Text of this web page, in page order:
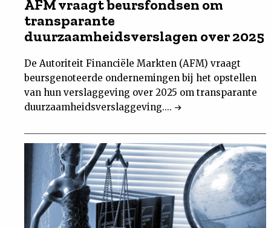
AFM vraagt beursfondsen om
transparante
duurzaamheidsverslagen over 2025
De Autoriteit Financiële Markten (AFM) vraagt
beursgenoteerde ondernemingen bij het opstellen
van hun verslaggeving over 2025 om transparante
duurzaamheidsverslaggeving....